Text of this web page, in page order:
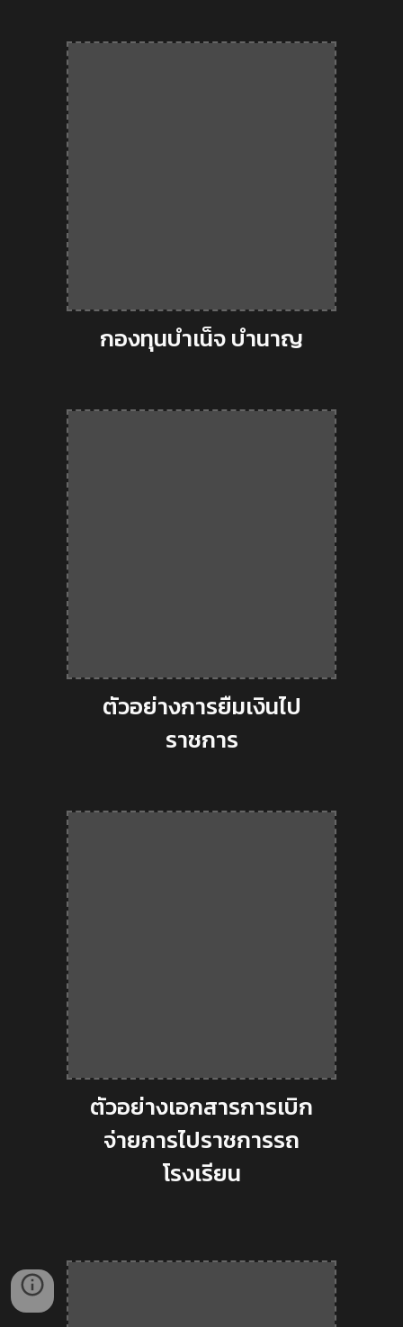
กองทุนบำเน็จ บำนาญ
ตัวอย่างการยืมเงินไป
ราชการ
ตัวอย่างเอกสารการเบิก
จ่ายการไปราชการรถ
โรงเรียน